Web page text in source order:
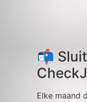
📬
Elke maand